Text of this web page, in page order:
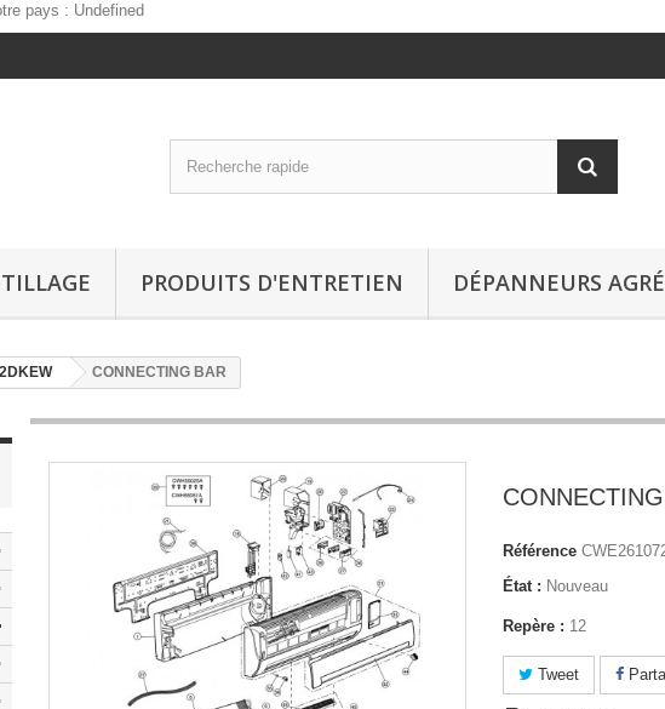
pays : Undefined
PRODUITS D'ENTRETIEN DÉPANNEURS
CONNECTING BAR
Référence
État : Nouveau
Repère : 12
Tweet